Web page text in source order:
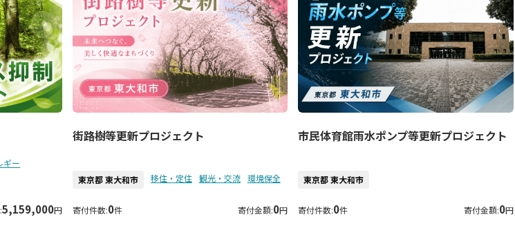
ギー
5,159,000円
街路樹等更新プロジェクト
東京都 東大和市 移住・定住 観光・交流 環境保全
寄付件数:0件 寄付金額:0円
市民体育館雨水ポンプ等更新プロジェクト
東京都 東大和市
寄付件数:0件 寄付金額:0円